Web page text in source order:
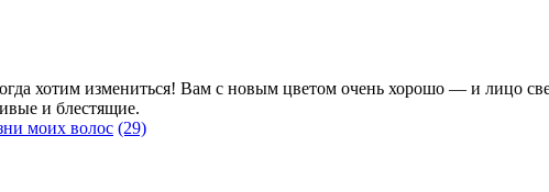
хотим измениться! Вам с новым цветом очень хорошо — и лицо
и блестящие.
моих волос (29)